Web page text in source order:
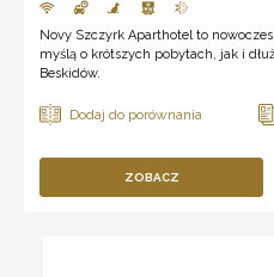
Novy Szczyrk Aparthotel to
myślą o krótszych pobytach, jak i
Beskidów.
ZOBACZ